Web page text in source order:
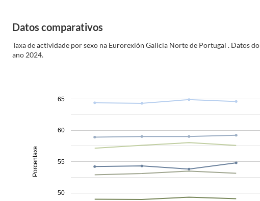
Datos comparativos
Taxa de actividade por sexo na Eurorexión Galicia Norte de Portugal . Datos do
ano 2024.
50
55
60
65
Porcentaxe